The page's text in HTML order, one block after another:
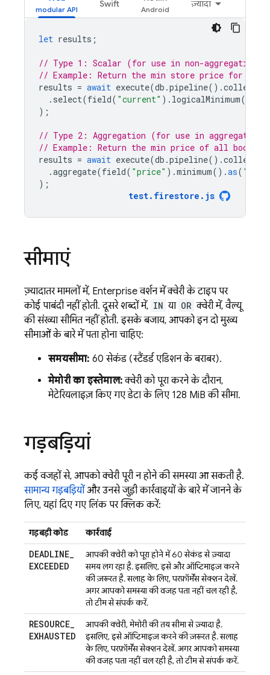
Swift ज़्यादा
let results ;
// Type 1: Scalar (for use in non-aggregation
// Example: Return the min store price for each
results = await execute(db .pipeline().
. select(field( "current" ). logicalMinimum(
);
// Type 2: Aggregation (for use in aggregate
// Example: Return the min price of all books.
results = await execute(db .pipeline().
.aggregate(field( "price" ).minimum().as(
);
test. firestore . js
सीमाएं
ज़्यादातर मामलों में, Enterprise वर्शन में क्वेरी के टाइप पर
कोई पाबंदी नहीं होती. दूसरे शब्दों में, IN या OR क्वेरी में, वैल्यू
की संख्या सीमित नहीं होती. इसके बजाय, आपको इन दो मुख्य
सीमाओं के बारे में पता होना चाहिए:
समयसीमा: 60 सेकंड (स्टैंडर्ड एडिशन के बराबर).
मेमोरी का इस्तेमाल:क्वेरी को पूरा करने के दौरान,
मेटेरियलाइज़ किए गए डेटा के लिए 128 MiB की सीमा.
गड़बड़ियां
कई वजहों से, आपको क्वेरी पूरी न होने की समस्या आ सकती है.
सामान्य गड़बड़ियोंऔर उनसे जुड़ी कार्रवाइयों के बारे में जानने के
लिए, यहां दिए गए लिंक पर क्लिक करें:
गड़बड़ी कोड कार्रवाई
DEADLINE
EXCEEDED
आपकी क्वेरी को पूरा होने में 60 सेकंड से ज़्यादा
समय लग रहा है. इसलिए, इसे और ऑप्टिमाइज़ करने
की ज़रूरत है. सलाह के लिए, परफ़ॉर्मेंस सेक्शन देखें.
अगर आपको समस्या की वजह पता नहीं चल रही है,
तो टीम से संपर्क करें.
RESOURCE
EXHAUSTED
आपकी क्वेरी, मेमोरी की तय सीमा से ज़्यादा है.
इसलिए, इसे ऑप्टिमाइज़ करने की ज़रूरत है. सलाह
के लिए, परफ़ॉर्मेंस सेक्शन देखें. अगर आपको समस्या
की वजह पता नहीं चल रही है, तो टीम से संपर्क करें.